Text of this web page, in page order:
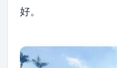
好。